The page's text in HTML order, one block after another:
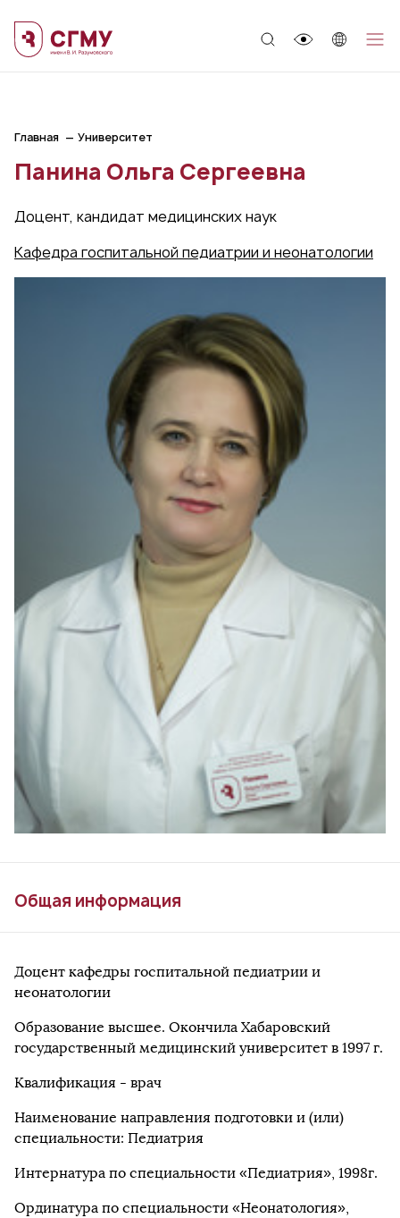
Главная Университет
Панина Ольга Сергеевна
Доцент, кандидат медицинских наук
Кафедра госпитальной педиатрии и неонатологии
Общая информация
Доцент кафедры госпитальной педиатрии и
неонатологии
Образование высшее. Окончила Хабаровский
государственный медицинский университет в 1997 г.
Квалификация - врач
Наименование направления подготовки и (или)
специальности: Педиатрия
Интернатура по специальности «Педиатрия», 1998г.
Ординатура по специальности «Неонатология»,